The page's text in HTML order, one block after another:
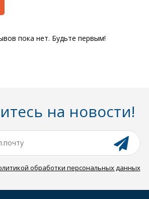
пока нет. Будьте первым!
на новости!
обработки персональных данных